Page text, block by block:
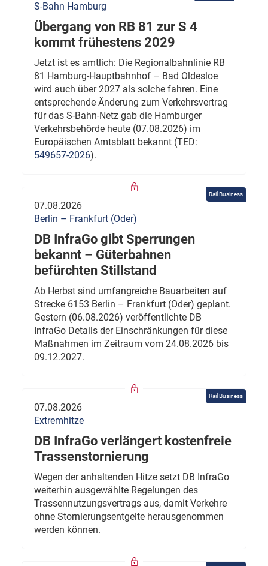
S-Bahn Hamburg
Übergang von RB 81 zur S 4
kommt frühestens 2029
Jetzt ist es amtlich: Die Regionalbahnlinie RB
81 Hamburg-Hauptbahnhof – Bad Oldesloe
wird auch über 2027 als solche fahren. Eine
entsprechende Änderung zum Verkehrsvertrag
für das S-Bahn-Netz gab die Hamburger
Verkehrsbehörde heute (07.08.2026) im
Europäischen Amtsblatt bekannt (TED:
549657-2026).
Rail Business
07.08.2026
Berlin – Frankfurt (Oder)
DB InfraGo gibt Sperrungen
bekannt – Güterbahnen
befürchten Stillstand
Ab Herbst sind umfangreiche Bauarbeiten auf
Strecke 6153 Berlin – Frankfurt (Oder) geplant.
Gestern (06.08.2026) veröffentlichte DB
InfraGo Details der Einschränkungen für diese
Maßnahmen im Zeitraum vom 24.08.2026 bis
09.12.2027.
Rail Business
07.08.2026
Extremhitze
DB InfraGo verlängert kostenfreie
Trassenstornierung
Wegen der anhaltenden Hitze setzt DB InfraGo
weiterhin ausgewählte Regelungen des
Trassennutzungsvertrags aus, damit Verkehre
ohne Stornierungsentgelte herausgenommen
werden können.